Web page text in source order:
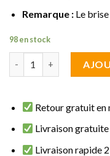
Remarque : Le
98 en stock
Retour gratuit en
Livraison gratuite
Livraison rapide